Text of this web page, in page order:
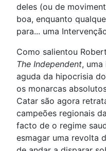
deles (ou de
boa, enquanto
para... uma
Como salientou
The Independent,
aguda da hipocrisia
os monarcas
Catar são agora
campeões regionais
facto de o regime
esmagar uma revolta